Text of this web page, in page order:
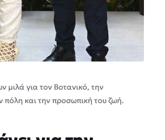
για τον Βοτανικό, την
πόλη και την προσωπική του ζωή.